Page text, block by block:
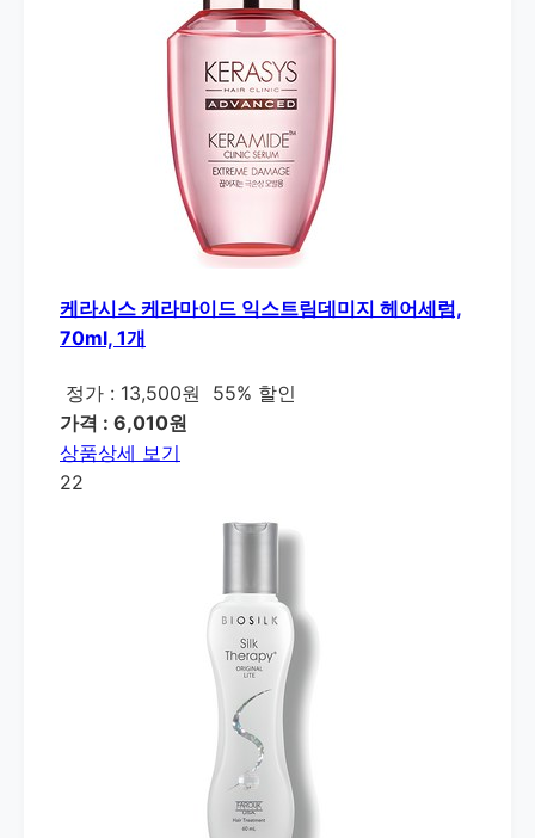
케라시스 케라마이드 익스트림데미지 헤어세럼,
70ml, 1개
정가 : 13,500원
55% 할인
가격 : 6,010원
상품상세 보기
22